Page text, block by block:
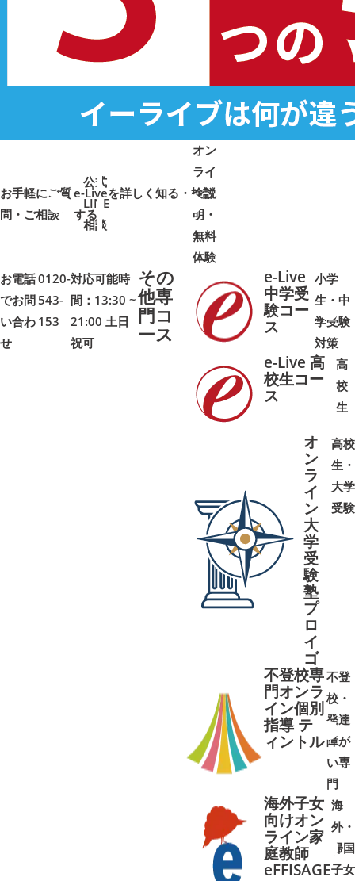
公式
LINE
相談
お手軽にご質
問・ご相談➜ ➜
オン
ライ
ン説
明・
無料
体験
e-Liveを詳しく知る・検討
する
➜➜
お電話
でお問
い合わ
せ
0120-
543-
153
対応可能時
間：13:30 ~
21:00 土日
祝可
その
他専
門コ
ース
e-Live
中学受
験コー
ス
小学
生・中
学受験
対策
➜➜
e-Live 高
校生コー
ス
高
校
生
➜➜
オ
ン
ラ
イ
ン
大
学
受
験
塾
プ
ロ
イ
ゴ
高校
生・
大学
受験
不登校専
門オンラ
イン個別
指導 テ
ィントル
不登
校・
発達
障が
い専
門
➜➜
海外子女
向けオン
ライン家
庭教師
eFFISAGE
海
外・
帰国
子女
➜➜